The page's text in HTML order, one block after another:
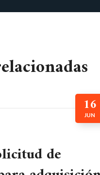
16
JUN
de